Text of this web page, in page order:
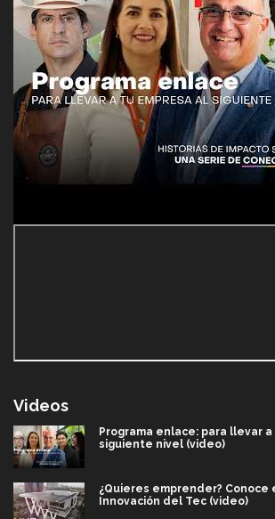
Videos
Programa enlace: para llevar
siguiente nivel (video)
¿Quieres emprender? Conoce
Innovación del Tec (video)